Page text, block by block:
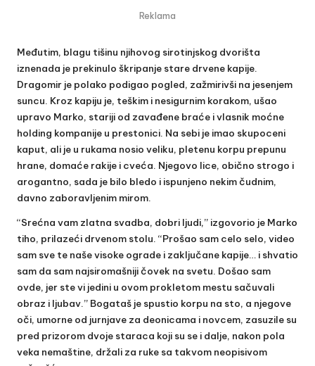
Reklama
Međutim, blagu tišinu njihovog sirotinjskog dvorišta
iznenada je prekinulo škripanje stare drvene kapije.
Dragomir je polako podigao pogled, zažmirivši na jesenjem
suncu. Kroz kapiju je, teškim i nesigurnim korakom, ušao
upravo Marko, stariji od zavađene braće i vlasnik moćne
holding kompanije u prestonici. Na sebi je imao skupoceni
kaput, ali je u rukama nosio veliku, pletenu korpu prepunu
hrane, domaće rakije i cveća. Njegovo lice, obično strogo i
arogantno, sada je bilo bledo i ispunjeno nekim čudnim,
davno zaboravljenim mirom.
“Srećna vam zlatna svadba, dobri ljudi,” izgovorio je Marko
tiho, prilazeći drvenom stolu. “Prošao sam celo selo, video
sam sve te naše visoke ograde i zaključane kapije… i shvatio
sam da sam najsiromašniji čovek na svetu. Došao sam
ovde, jer ste vi jedini u ovom prokletom mestu sačuvali
obraz i ljubav.” Bogataš je spustio korpu na sto, a njegove
oči, umorne od jurnjave za deonicama i novcem, zasuzile su
pred prizorom dvoje staraca koji su se i dalje, nakon pola
veka nemaštine, držali za ruke sa takvom neopisivom